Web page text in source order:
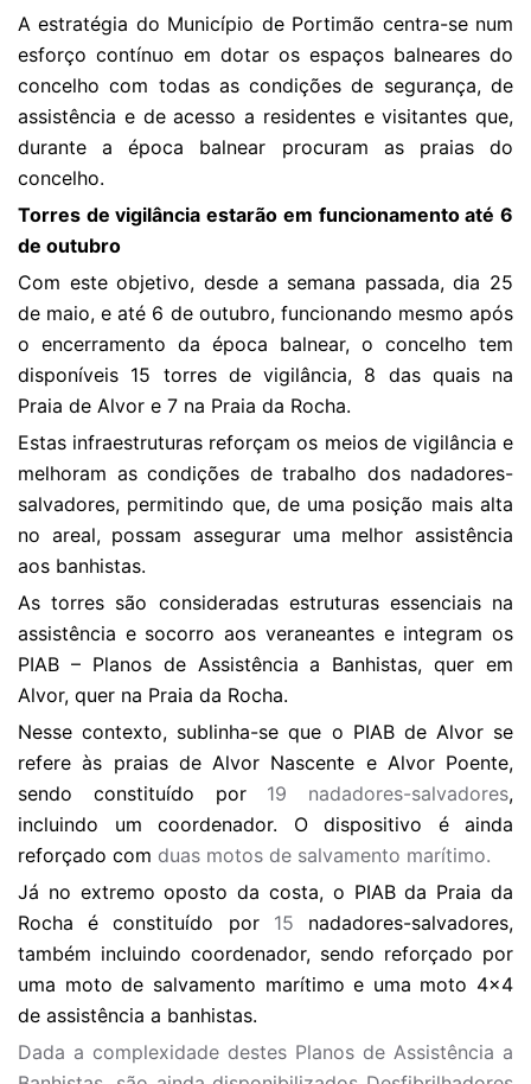
A estratégia do Município de Portimão centra-se num
esforço contínuo em dotar os espaços balneares do
concelho com todas as condições de segurança, de
assistência e de acesso a residentes e visitantes que,
durante a época balnear procuram as praias do
concelho.
Torres de vigilância estarão em funcionamento até 6
de outubro
Com este objetivo, desde a semana passada, dia 25
de maio, e até 6 de outubro, funcionando mesmo após
o encerramento da época balnear, o concelho tem
disponíveis 15 torres de vigilância, 8 das quais na
Praia de Alvor e 7 na Praia da Rocha.
Estas infraestruturas reforçam os meios de vigilância e
melhoram as condições de trabalho dos nadadores-
salvadores, permitindo que, de uma posição mais alta
no areal, possam assegurar uma melhor assistência
aos banhistas.
As torres são consideradas estruturas essenciais na
assistência e socorro aos veraneantes e integram os
PIAB – Planos de Assistência a Banhistas, quer em
Alvor, quer na Praia da Rocha.
Nesse contexto, sublinha-se que o PIAB de Alvor se
refere às praias de Alvor Nascente e Alvor Poente,
sendo constituído por 19 nadadores-salvadores,
incluindo um coordenador. O dispositivo é ainda
reforçado com duas motos de salvamento marítimo.
Já no extremo oposto da costa, o PIAB da Praia da
Rocha é constituído por 15 nadadores-salvadores,
também incluindo coordenador, sendo reforçado por
uma moto de salvamento marítimo e uma moto 4x4
de assistência a banhistas.
Dada a complexidade destes Planos de Assistência a